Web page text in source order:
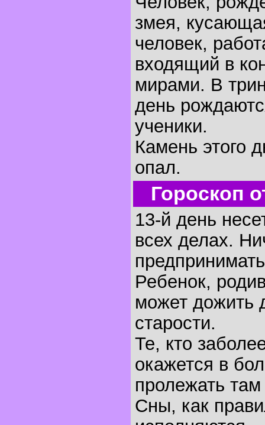
змея,
человек,
входящий в
мирами. В
день
ученики.
Камень этого
опал.
Гороскоп
13-й день
всех делах.
Ребенок,
может дожить
старости.
Те, кто
окажется в
пролежать там
Сны, как